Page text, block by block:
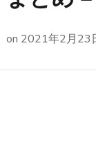
on 2021年2月23